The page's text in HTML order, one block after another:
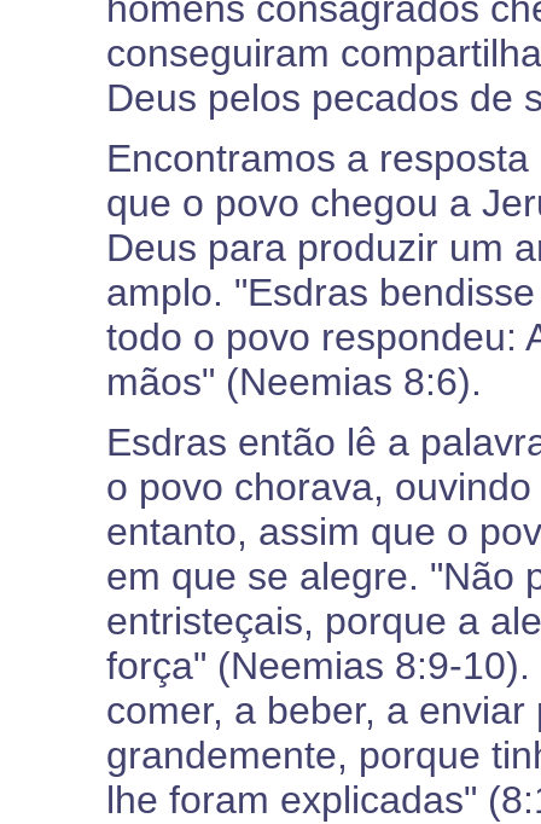
homens consagrados
conseguiram
Deus pelos pecados de
Encontramos a
que o povo chegou a
Deus para produzir um
amplo. "Esdras
todo o povo respondeu:
mãos" (Neemias 8:6).
Esdras então lê a
o povo chorava,
entanto, assim que o
em que se alegre. "Não
entristeçais, porque a
força" (Neemias 8:9-
comer, a beber, a
grandemente, porque
lhe foram explicadas"